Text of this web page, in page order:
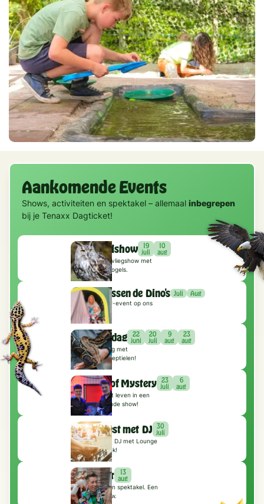
Aankomende Events
Shows, activiteiten en spektakel – allemaal inbegrepen
bij je Tenaxx Dagticket!
Roofvogelshow 19
juli
10
aug
Spectaculaire vliegshow met
veel soorten vogels.
Slapen tussen de Dino's Juli Aug
Uniek kampeer-event op ons
landgoed
Reptielendag 22
juni
20
juli
9
aug
23
aug
Kom oog in oog met
fascinerende reptielen!
Brothers of Mystery 23
juli
6
aug
Magie komt tot leven in een
adembenemende show!
Strandfeest met DJ 30
juli
Op ons strand: DJ met Lounge
& Beach muziek!
Jos Tipker 13
aug
Trucs, magie en spektakel. Een
geweldige show.